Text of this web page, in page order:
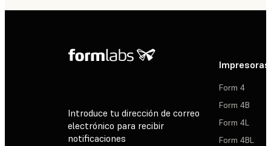
Introduce tu dirección de correo
electrónico para recibir
notificaciones
Impresoras
Form 4
Form 4B
Form 4L
Form 4BL